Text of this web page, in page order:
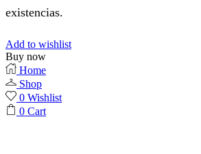
existencias.
Add to wishlist
Buy now
Home
Shop
0 Wishlist
0 Cart